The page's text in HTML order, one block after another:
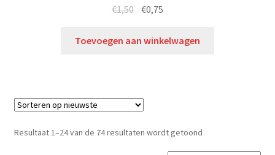
€1,50 €0,75
Toevoegen aan winkelwagen
Resultaat 1–24 van de 74 resultaten wordt getoond